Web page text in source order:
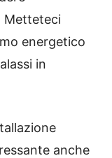
Metteteci
energetico
in
anche